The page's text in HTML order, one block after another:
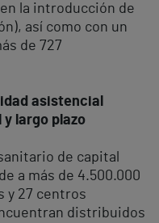
la introducción de
así como con un
de 727
asistencial
largo plazo
de capital
a más de 4.500.000
y 27 centros
distribuidos